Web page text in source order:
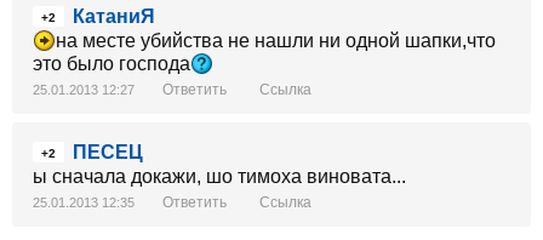
+2
КатаниЯ
на месте убийства не нашли ни одной шапки,что
это было господа
25.01.2013 12:27 Ответить Ссылка
+2
ПЕСЕЦ
ы сначала докажи, шо тимоха виновата...
25.01.2013 12:35 Ответить Ссылка